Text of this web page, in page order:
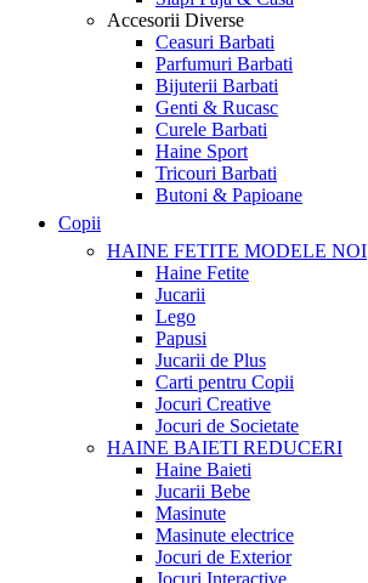
Accesorii Diverse
Ceasuri Barbati
Parfumuri Barbati
Bijuterii Barbati
Genti & Rucasc
Curele Barbati
Haine Sport
Tricouri Barbati
Butoni & Papioane
Copii
HAINE FETITE MODELE NOI
Haine Fetite
Jucarii
Lego
Papusi
Jucarii de Plus
Carti pentru Copii
Jocuri Creative
Jocuri de Societate
HAINE BAIETI REDUCERI
Haine Baieti
Jucarii Bebe
Masinute
Masinute electrice
Jocuri de Exterior
Jocuri Interactive